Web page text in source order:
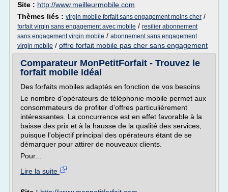
Site : http://www.meilleurmobile.com
Thèmes liés : virgin mobile forfait sans engagement moins cher /
forfait virgin sans engagement avec mobile / resilier abonnement
sans engagement virgin mobile / abonnement sans engagement
virgin mobile / offre forfait mobile pas cher sans engagement
Comparateur MonPetitForfait - Trouvez le
forfait mobile idéal
Des forfaits mobiles adaptés en fonction de vos besoins
Le nombre d'opérateurs de téléphonie mobile permet aux
consommateurs de profiter d'offres particulièrement
intéressantes. La concurrence est en effet favorable à la
baisse des prix et à la hausse de la qualité des services,
puisque l'objectif principal des opérateurs étant de se
démarquer pour attirer de nouveaux clients.
Pour...
Lire la suite